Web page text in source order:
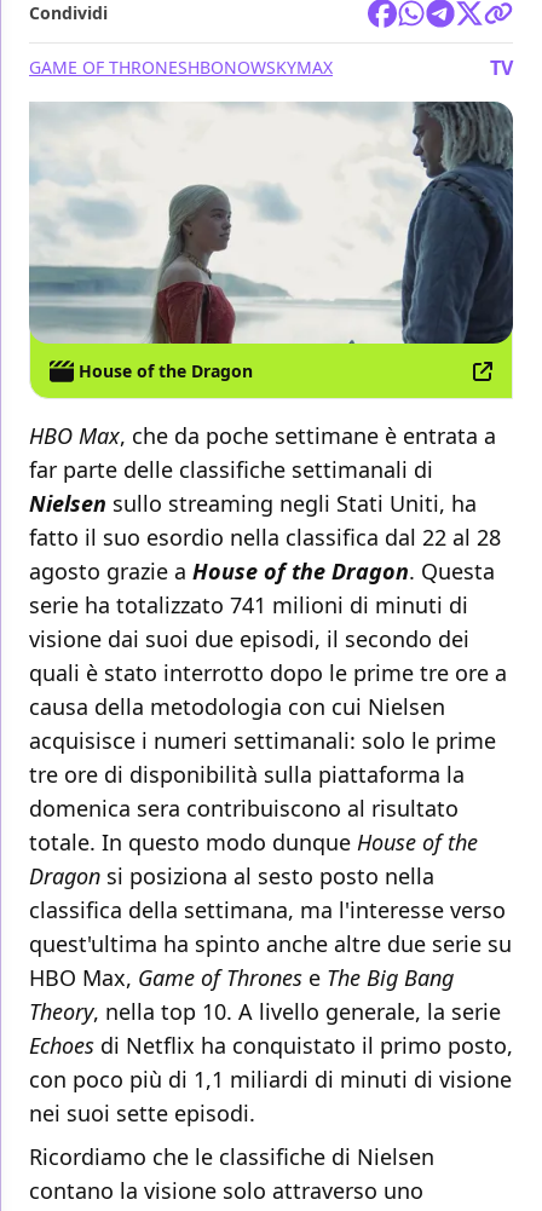
Condividi
GAME OF THRONESHBONOWSKYMAX TV
House of the Dragon
HBO Max, che da poche settimane è entrata a
far parte delle classifiche settimanali di
Nielsen sullo streaming negli Stati Uniti, ha
fatto il suo esordio nella classifica dal 22 al 28
agosto grazie a House of the Dragon. Questa
serie ha totalizzato 741 milioni di minuti di
visione dai suoi due episodi, il secondo dei
quali è stato interrotto dopo le prime tre ore a
causa della metodologia con cui Nielsen
acquisisce i numeri settimanali: solo le prime
tre ore di disponibilità sulla piattaforma la
domenica sera contribuiscono al risultato
totale. In questo modo dunque House of the
Dragon si posiziona al sesto posto nella
classifica della settimana, ma l'interesse verso
quest'ultima ha spinto anche altre due serie su
HBO Max, Game of Thrones e The Big Bang
Theory, nella top 10. A livello generale, la serie
Echoes di Netflix ha conquistato il primo posto,
con poco più di 1,1 miliardi di minuti di visione
nei suoi sette episodi.
Ricordiamo che le classifiche di Nielsen
contano la visione solo attraverso uno